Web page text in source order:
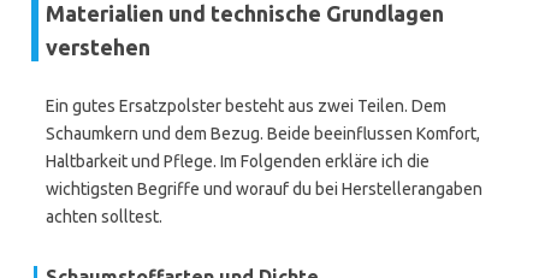
Materialien und technische Grundlagen
verstehen
Ein gutes Ersatzpolster besteht aus zwei Teilen. Dem
Schaumkern und dem Bezug. Beide beeinflussen Komfort,
Haltbarkeit und Pflege. Im Folgenden erkläre ich die
wichtigsten Begriffe und worauf du bei Herstellerangaben
achten solltest.